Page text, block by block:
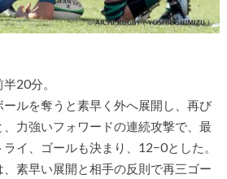
20分。
ルを奪うと素早く外へ展開し、再び
力強いフォワードの連続攻撃で、最
イ、ゴールも決まり、12−0とした。
素早い展開と相手の反則で再三ゴー